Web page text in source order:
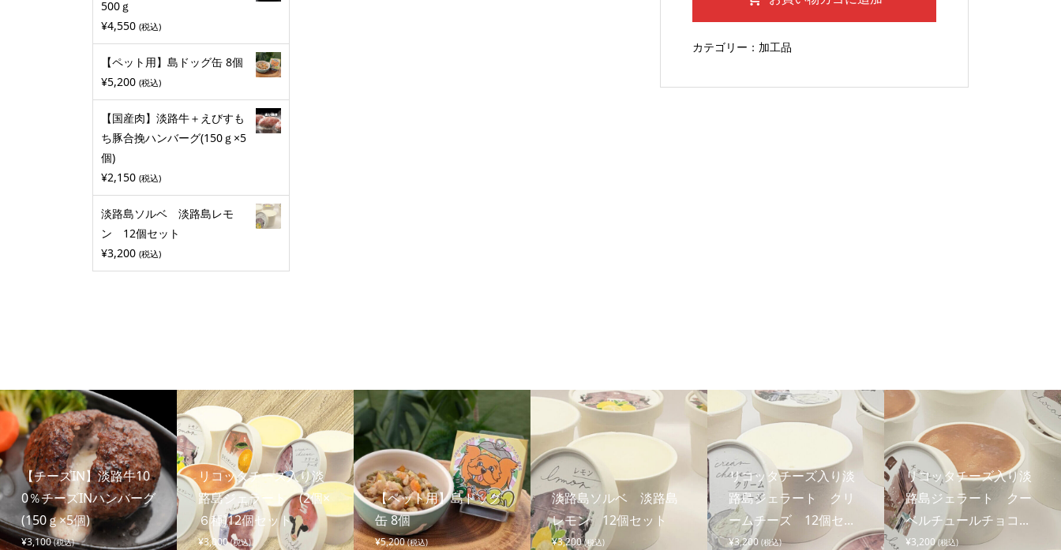
カテゴリー： 加工品
500ｇ
¥4,550 (税込)
【ペット用】島ドッグ缶 8個
¥5,200 (税込)
【国産肉】淡路牛＋えびすも
ち豚合挽ハンバーグ(150ｇ×5
個)
¥2,150 (税込)
淡路島ソルベ 淡路島レモ
ン 12個セット
¥3,200 (税込)
【チーズIN】淡路牛10
0％チーズINハンバーグ
(150ｇ×5個)
¥3,100 (税込)
リコッタチーズ入り淡
路島ジェラート (2個×
６種)12個セット
¥3,000 (税込)
【ペット用】島ドッグ
缶 8個
¥5,200 (税込)
淡路島ソルベ 淡路島
レモン 12個セット
¥3,200 (税込)
リコッタチーズ入り淡
路島ジェラート クリ
ームチーズ 12個セ...
¥3,200 (税込)
リコッタチーズ入り淡
路島ジェラート クー
ベルチュールチョコ...
¥3,200 (税込)